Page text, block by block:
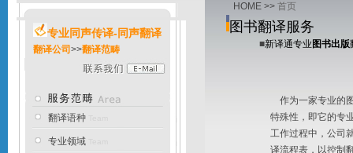
专业同声传译-同声翻译
翻译公司 >>翻译范畴
翻译语种
专业领域
HOME >> 首页
图书翻译服务
■新译通专业 图书出版
作为一家专业的
特殊性，即它的专
工作过程中，公司
译流程表，以控制